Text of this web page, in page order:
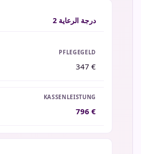
درجة الرعاية 2
347 €
796 €